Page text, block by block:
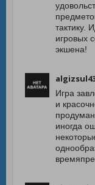
тактику.
игровых
экшена!
Игра
и
иногда